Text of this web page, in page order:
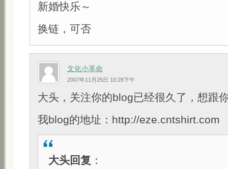
新婚快乐～
换链，可否
文化小革命
2007年11月25日 10:28下午
大头，关注你的blog已经很久了，想跟
我blog的地址：http://eze.cntshirt.com
大头回复 ：